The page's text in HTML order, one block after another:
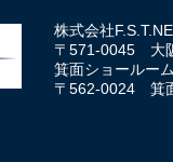
株式会社
〒571-0045 大
箕面ショール
〒562-0024 箕